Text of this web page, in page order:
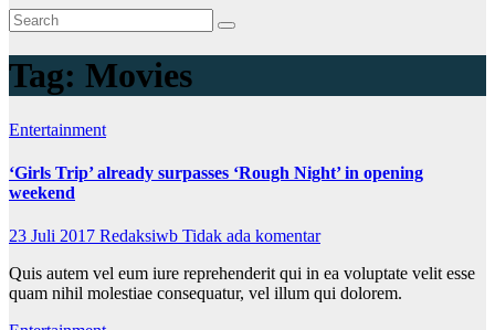
Tag: Movies
Entertainment
‘Girls Trip’ already surpasses ‘Rough Night’ in opening
weekend
23 Juli 2017 Redaksiwb Tidak ada komentar
Quis autem vel eum iure reprehenderit qui in ea voluptate velit esse
quam nihil molestiae consequatur, vel illum qui dolorem.